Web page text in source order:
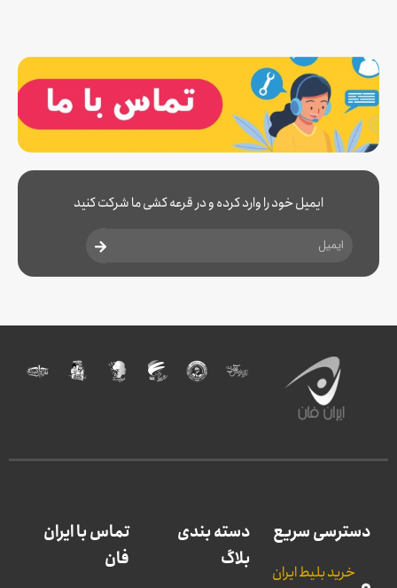
ایمیل خود را وارد کرده و در قرعه کشی ما شرکت کنید
دسترسی سریع
خرید بلیط ایران
دسته بندی
بلاگ
تماس با ایران
فان